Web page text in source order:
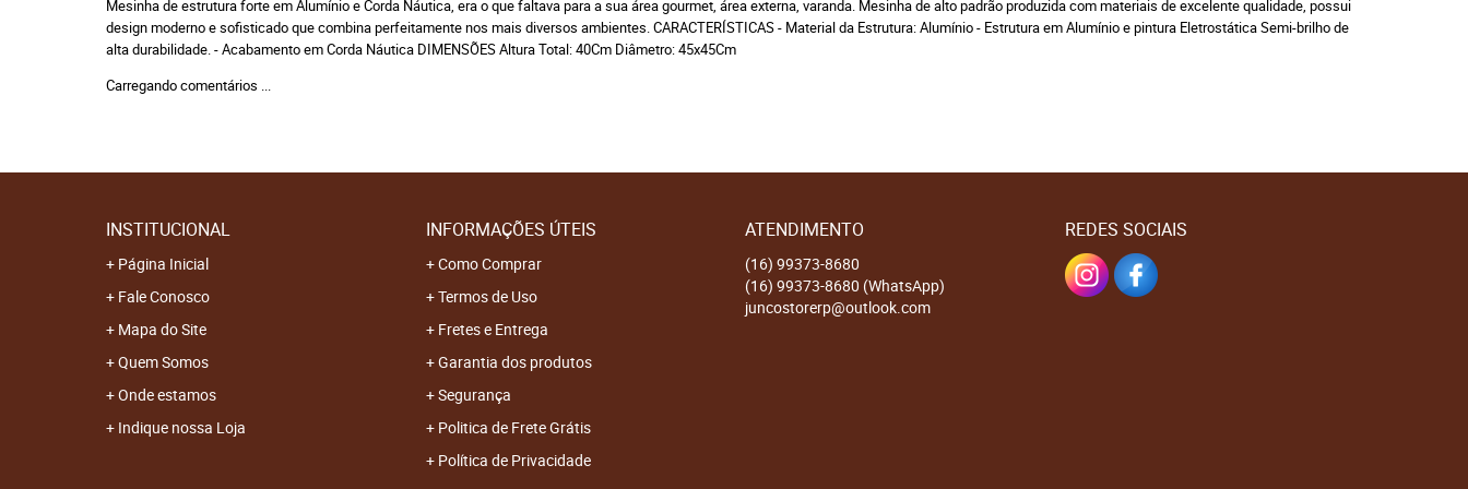
Mesinha de estrutura forte em Alumínio e Corda Náutica, era o que faltava para a sua área gourmet, área externa, varanda. Mesinha de alto padrão produzida com materiais de excelente qualidade, possui
design moderno e sofisticado que combina perfeitamente nos mais diversos ambientes. CARACTERÍSTICAS - Material da Estrutura: Alumínio - Estrutura em Alumínio e pintura Eletrostática Semi-brilho de
alta durabilidade. - Acabamento em Corda Náutica DIMENSÕES Altura Total: 40Cm Diâmetro: 45x45Cm
Carregando comentários ...
INSTITUCIONAL
Página Inicial
Fale Conosco
Mapa do Site
Quem Somos
Onde estamos
Indique nossa Loja
INFORMAÇÕES ÚTEIS
Como Comprar
Termos de Uso
Fretes e Entrega
Garantia dos produtos
Segurança
Politica de Frete Grátis
Política de Privacidade
ATENDIMENTO
(16) 99373-8680
(16) 99373-8680 (WhatsApp)
juncostorerp@outlook.com
REDES SOCIAIS